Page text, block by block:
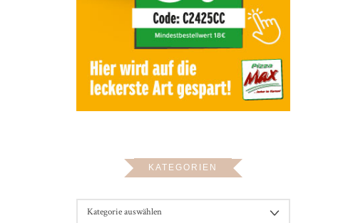
KATEGORIEN